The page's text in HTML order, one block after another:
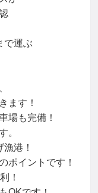
で運ぶ
ます！
場も完備！
。
港！
ポイントです！
！